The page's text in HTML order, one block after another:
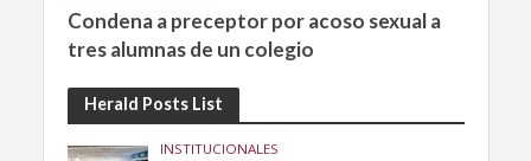
Condena a preceptor por acoso sexual a
tres alumnas de un colegio
Herald Posts List
INSTITUCIONALES